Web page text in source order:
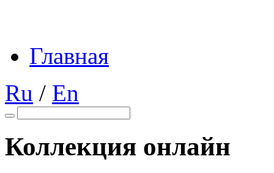
Главная
Ru / En
Коллекция онлайн